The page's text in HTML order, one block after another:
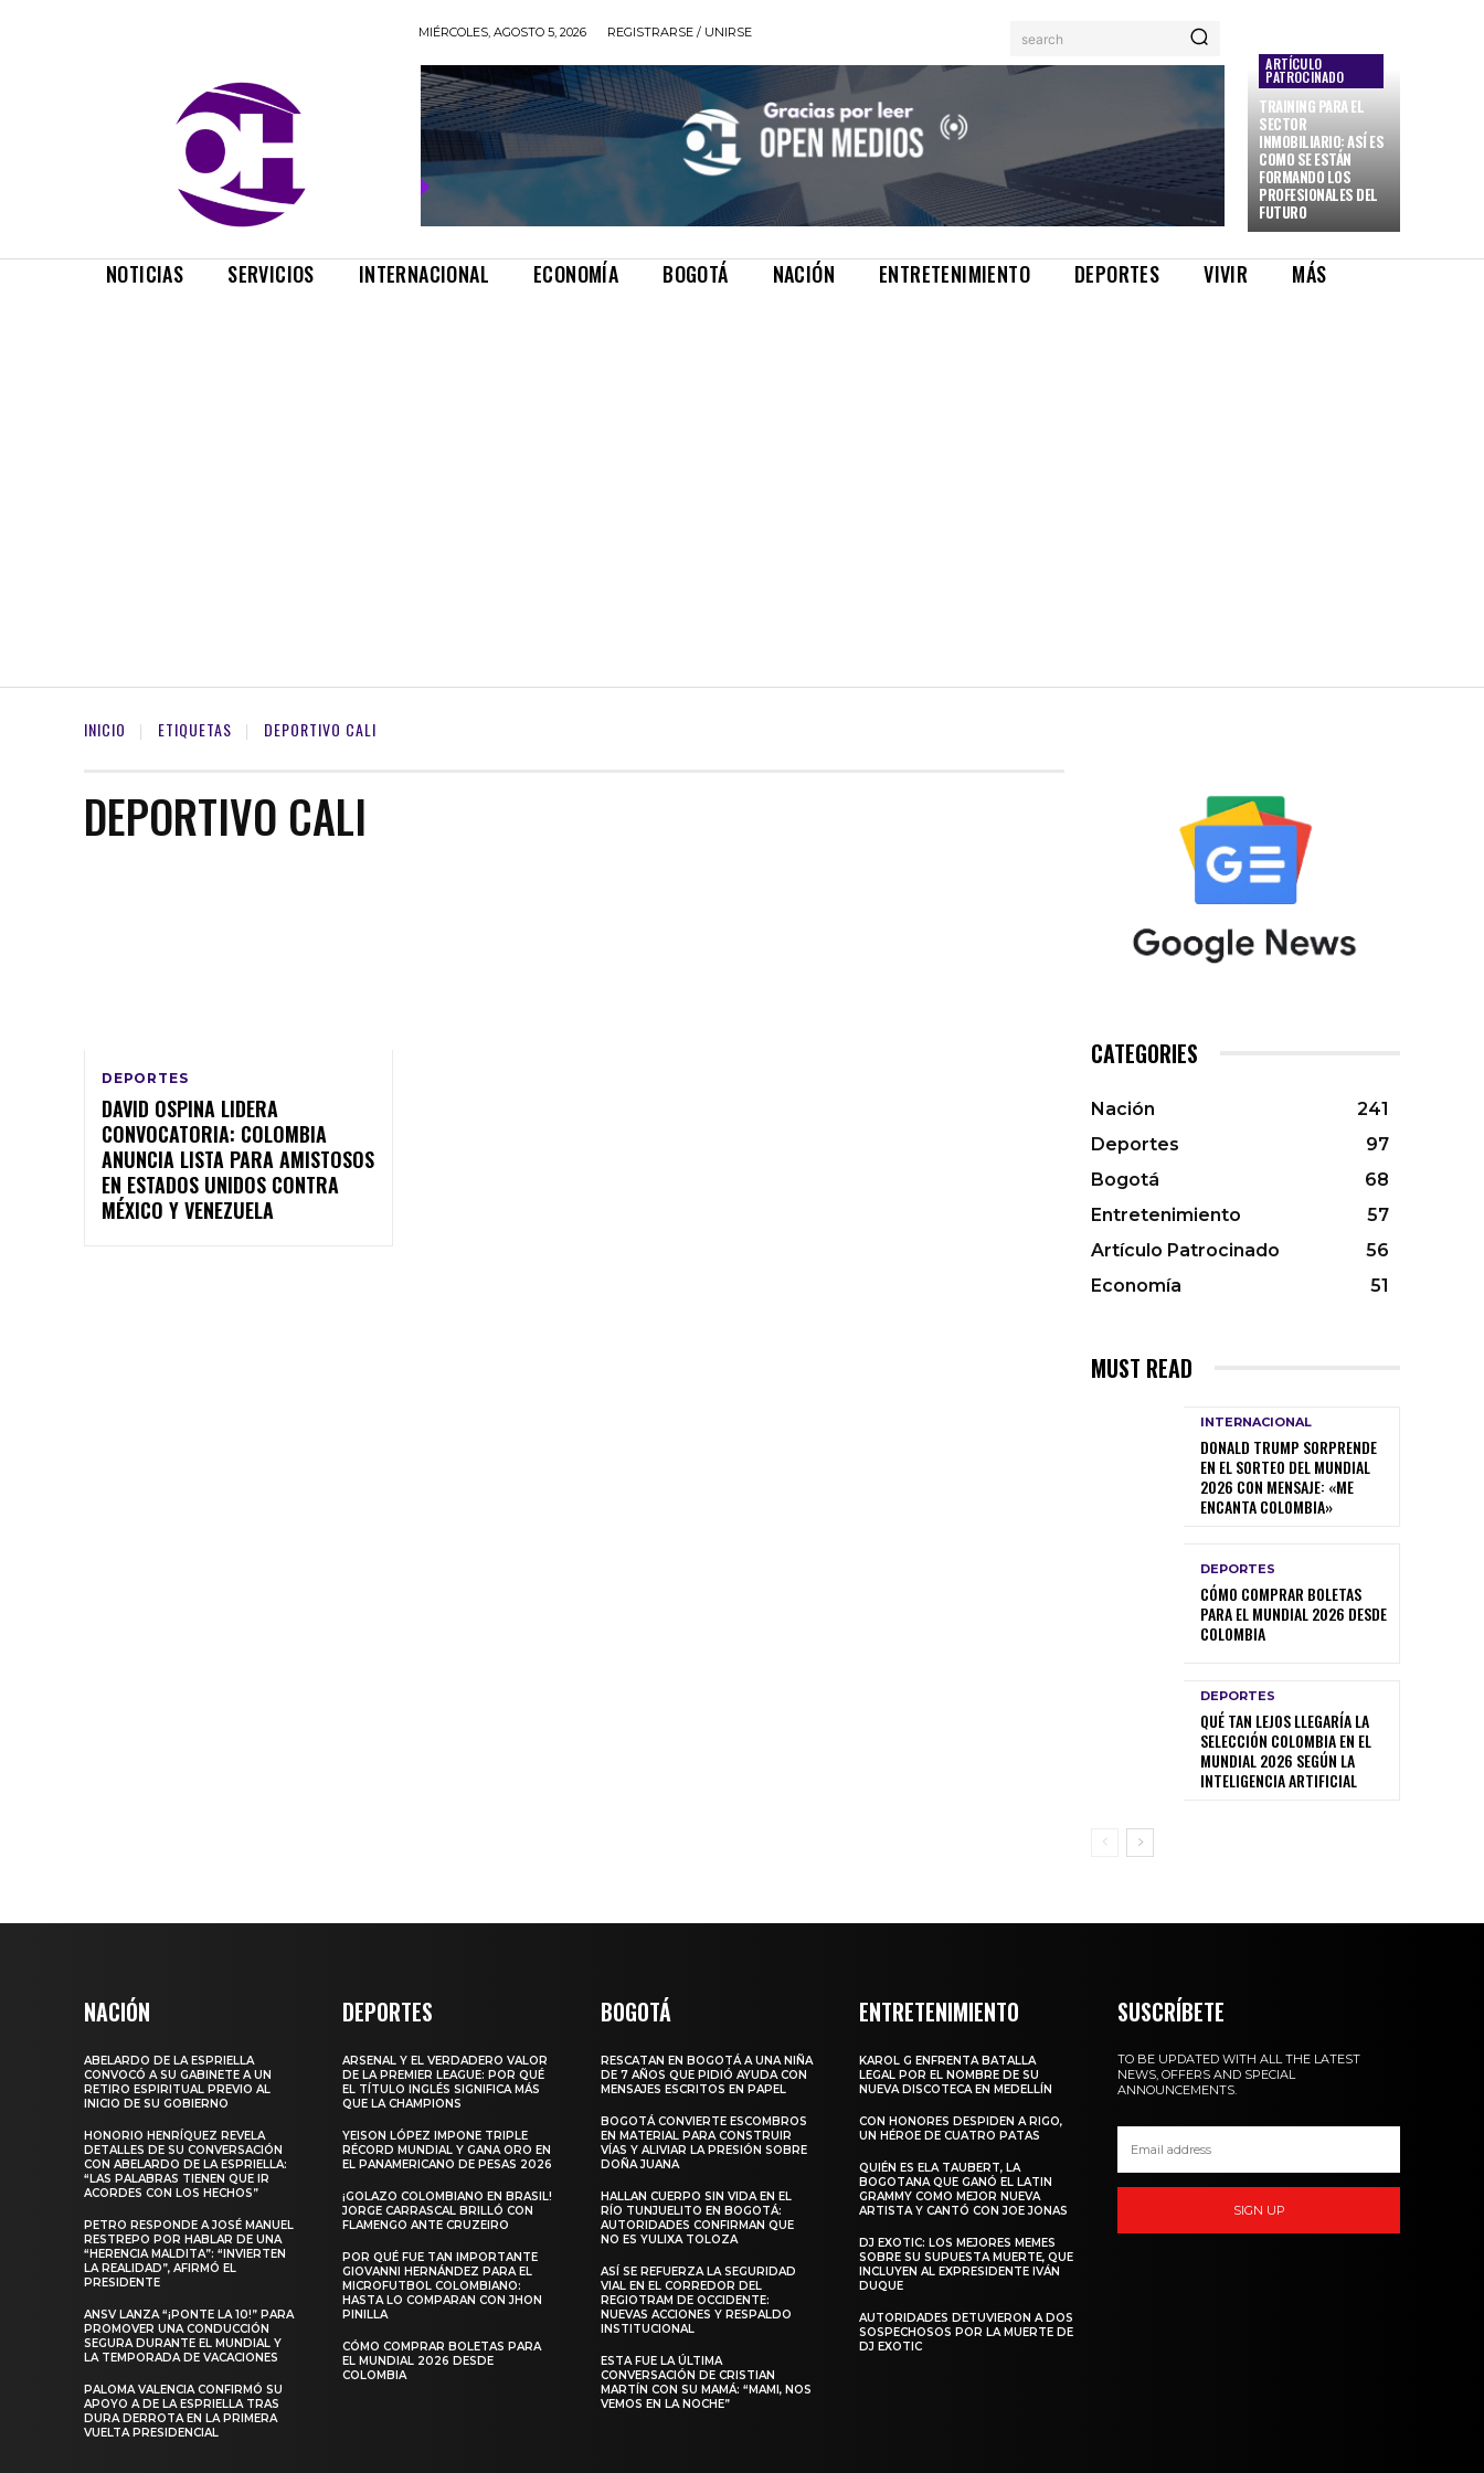
MIÉRCOLES, AGOSTO 5, 2026 REGISTRARSE / UNIRSE search
ARTÍCULO
PATROCINADO
TRAINING PARA EL
SECTOR
INMOBILIARIO: ASÍ ES
COMO SE ESTÁN
FORMANDO LOS
PROFESIONALES DEL
FUTURO
NOTICIAS SERVICIOS INTERNACIONAL ECONOMÍA BOGOTÁ NACIÓN ENTRETENIMIENTO DEPORTES VIVIR MÁS
INICIO ETIQUETAS DEPORTIVO CALI
DEPORTIVO CALI
DEPORTES
DAVID OSPINA LIDERA
CONVOCATORIA: COLOMBIA
ANUNCIA LISTA PARA AMISTOSOS
EN ESTADOS UNIDOS CONTRA
MÉXICO Y VENEZUELA
CATEGORIES
Nación
241
Deportes
97
Bogotá
68
Entretenimiento
57
Artículo Patrocinado
56
Economía
51
MUST READ
INTERNACIONAL
DONALD TRUMP SORPRENDE
EN EL SORTEO DEL MUNDIAL
2026 CON MENSAJE: «ME
ENCANTA COLOMBIA»
DEPORTES
CÓMO COMPRAR BOLETAS
PARA EL MUNDIAL 2026 DESDE
COLOMBIA
DEPORTES
QUÉ TAN LEJOS LLEGARÍA LA
SELECCIÓN COLOMBIA EN EL
MUNDIAL 2026 SEGÚN LA
INTELIGENCIA ARTIFICIAL
NACIÓN
ABELARDO DE LA ESPRIELLA
CONVOCÓ A SU GABINETE A UN
RETIRO ESPIRITUAL PREVIO AL
INICIO DE SU GOBIERNO
HONORIO HENRÍQUEZ REVELA
DETALLES DE SU CONVERSACIÓN
CON ABELARDO DE LA ESPRIELLA:
“LAS PALABRAS TIENEN QUE IR
ACORDES CON LOS HECHOS”
PETRO RESPONDE A JOSÉ MANUEL
RESTREPO POR HABLAR DE UNA
“HERENCIA MALDITA”: “INVIERTEN
LA REALIDAD”, AFIRMÓ EL
PRESIDENTE
ANSV LANZA “¡PONTE LA 10!” PARA
PROMOVER UNA CONDUCCIÓN
SEGURA DURANTE EL MUNDIAL Y
LA TEMPORADA DE VACACIONES
PALOMA VALENCIA CONFIRMÓ SU
APOYO A DE LA ESPRIELLA TRAS
DURA DERROTA EN LA PRIMERA
VUELTA PRESIDENCIAL
DEPORTES
ARSENAL Y EL VERDADERO VALOR
DE LA PREMIER LEAGUE: POR QUÉ
EL TÍTULO INGLÉS SIGNIFICA MÁS
QUE LA CHAMPIONS
YEISON LÓPEZ IMPONE TRIPLE
RÉCORD MUNDIAL Y GANA ORO EN
EL PANAMERICANO DE PESAS 2026
¡GOLAZO COLOMBIANO EN BRASIL!
JORGE CARRASCAL BRILLÓ CON
FLAMENGO ANTE CRUZEIRO
POR QUÉ FUE TAN IMPORTANTE
GIOVANNI HERNÁNDEZ PARA EL
MICROFUTBOL COLOMBIANO:
HASTA LO COMPARAN CON JHON
PINILLA
CÓMO COMPRAR BOLETAS PARA
EL MUNDIAL 2026 DESDE
COLOMBIA
BOGOTÁ
RESCATAN EN BOGOTÁ A UNA NIÑA
DE 7 AÑOS QUE PIDIÓ AYUDA CON
MENSAJES ESCRITOS EN PAPEL
BOGOTÁ CONVIERTE ESCOMBROS
EN MATERIAL PARA CONSTRUIR
VÍAS Y ALIVIAR LA PRESIÓN SOBRE
DOÑA JUANA
HALLAN CUERPO SIN VIDA EN EL
RÍO TUNJUELITO EN BOGOTÁ:
AUTORIDADES CONFIRMAN QUE
NO ES YULIXA TOLOZA
ASÍ SE REFUERZA LA SEGURIDAD
VIAL EN EL CORREDOR DEL
REGIOTRAM DE OCCIDENTE:
NUEVAS ACCIONES Y RESPALDO
INSTITUCIONAL
ESTA FUE LA ÚLTIMA
CONVERSACIÓN DE CRISTIAN
MARTÍN CON SU MAMÁ: “MAMI, NOS
VEMOS EN LA NOCHE”
ENTRETENIMIENTO
KAROL G ENFRENTA BATALLA
LEGAL POR EL NOMBRE DE SU
NUEVA DISCOTECA EN MEDELLÍN
CON HONORES DESPIDEN A RIGO,
UN HÉROE DE CUATRO PATAS
QUIÉN ES ELA TAUBERT, LA
BOGOTANA QUE GANÓ EL LATIN
GRAMMY COMO MEJOR NUEVA
ARTISTA Y CANTÓ CON JOE JONAS
DJ EXOTIC: LOS MEJORES MEMES
SOBRE SU SUPUESTA MUERTE, QUE
INCLUYEN AL EXPRESIDENTE IVÁN
DUQUE
AUTORIDADES DETUVIERON A DOS
SOSPECHOSOS POR LA MUERTE DE
DJ EXOTIC
SUSCRÍBETE
TO BE UPDATED WITH ALL THE LATEST
NEWS, OFFERS AND SPECIAL
ANNOUNCEMENTS.
SIGN UP